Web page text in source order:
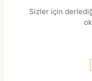
Sizler için